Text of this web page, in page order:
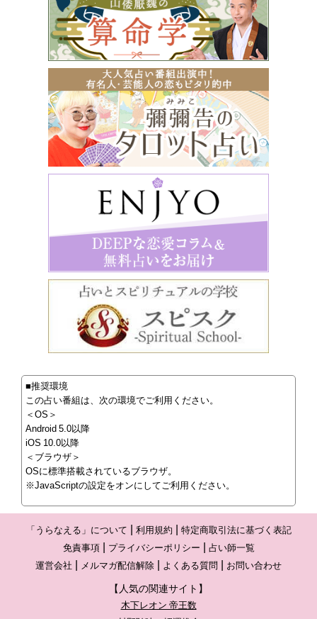
■推奨環境
この占い番組は、次の環境でご利用ください。
＜OS＞
Android 5.0以降
iOS 10.0以降
＜ブラウザ＞
OSに標準搭載されているブラウザ。
※JavaScriptの設定をオンにしてご利用ください。
「うらなえる」について 利用規約
特定商取引法に基づく表記
免責事項
プライバシーポリシー
占い師一覧
運営会社
メルマガ配信解除 よくある質問 お問い合わせ
【人気の関連サイト】
木下レオン 帝王数